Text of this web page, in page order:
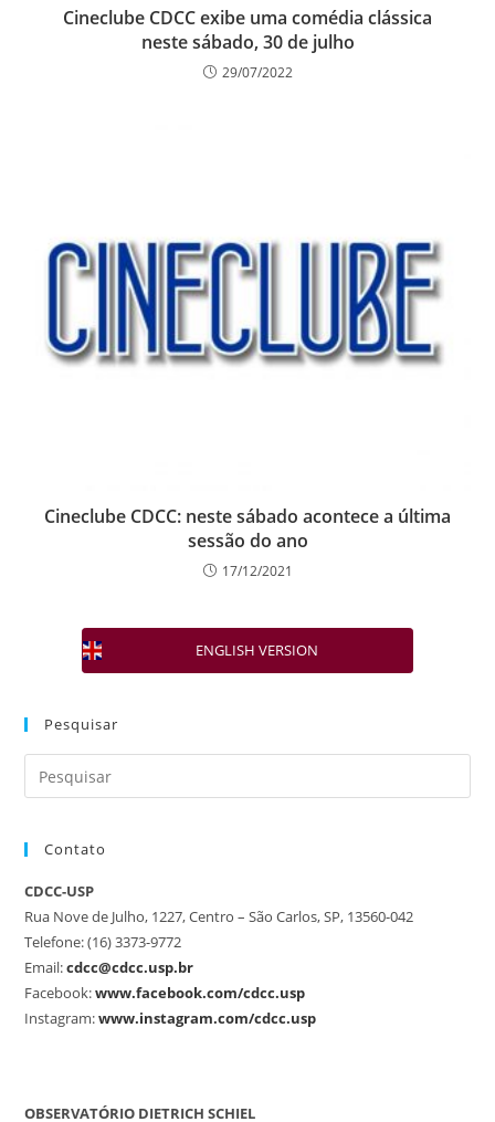
Cineclube CDCC exibe uma comédia clássica
neste sábado, 30 de julho
29/07/2022
Cineclube CDCC: neste sábado acontece a última
sessão do ano
17/12/2021
ENGLISH VERSION
Pesquisar
Contato
CDCC-USP
Rua Nove de Julho, 1227, Centro – São Carlos, SP, 13560-042
Telefone: (16) 3373-9772
Email:cdcc@cdcc.usp.br
Facebook:www.facebook.com/cdcc.usp
Instagram:www.instagram.com/cdcc.usp
OBSERVATÓRIO DIETRICH SCHIEL